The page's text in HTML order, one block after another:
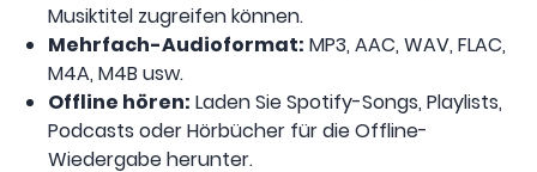
Musiktitel zugreifen können.
Mehrfach-Audioformat: MP3, AAC, WAV, FLAC,
M4A, M4B usw.
Offline hören: Laden Sie Spotify-Songs, Playlists,
Podcasts oder Hörbücher für die Offline-
Wiedergabe herunter.